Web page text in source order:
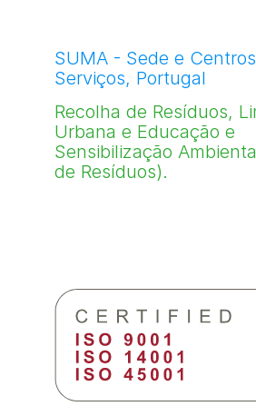
SUMA - Sede e
Serviços, Portugal
Recolha de Resíduos,
Urbana e Educação e
Sensibilização
de Resíduos).